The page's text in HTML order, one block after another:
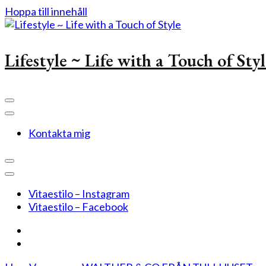
Hoppa till innehåll
Lifestyle ~ Life with a Touch of
Kontakta mig
Vitaestilo – Instagram
Vitaestilo – Facebook